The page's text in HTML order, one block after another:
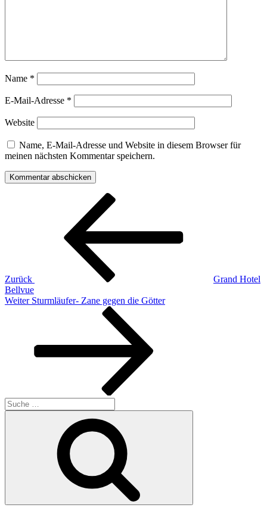
Name *
E-Mail-Adresse *
Website
Name, E-Mail-Adresse und Website in diesem Browser für
meinen nächsten Kommentar speichern.
Beitragsnavigation
Zurück
Grand Hotel
Bellvue
Nächster
Weiter Sturmläufer- Zane gegen die Götter
Suche
nach: